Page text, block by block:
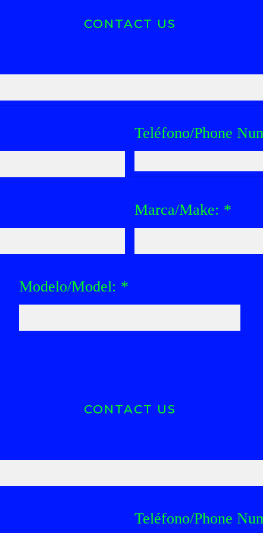
CONTACT US
Teléfono/Phone
Marca/Make: *
Modelo/Model: *
CONTACT US
Teléfono/Phone